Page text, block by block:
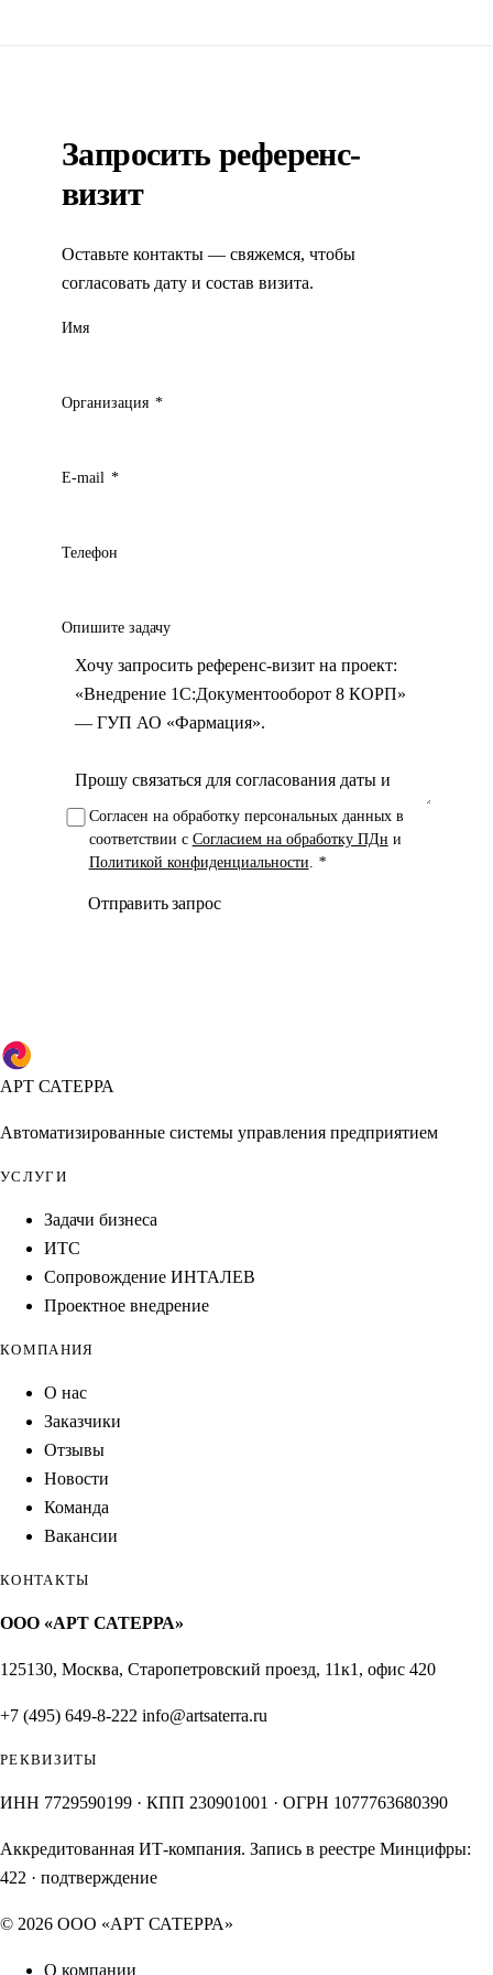
Запросить референс-
визит
Оставьте контакты — свяжемся, чтобы
согласовать дату и состав визита.
Имя
Организация *
E-mail *
Телефон
Опишите задачу
Согласен на обработку персональных данных в
соответствии с Согласием на обработку ПДн и
Политикой конфиденциальности. *
Отправить запрос
АРТ САТЕРРА
Автоматизированные системы управления предприятием
УСЛУГИ
Задачи бизнеса
ИТС
Сопровождение ИНТАЛЕВ
Проектное внедрение
КОМПАНИЯ
О нас
Заказчики
Отзывы
Новости
Команда
Вакансии
КОНТАКТЫ
ООО «АРТ САТЕРРА»
125130, Москва, Старопетровский проезд, 11к1, офис 420
+7 (495) 649-8-222 info@artsaterra.ru
РЕКВИЗИТЫ
ИНН 7729590199 · КПП 230901001 · ОГРН 1077763680390
Аккредитованная ИТ-компания. Запись в реестре Минцифры:
422 · подтверждение
© 2026 ООО «АРТ САТЕРРА»
О компании